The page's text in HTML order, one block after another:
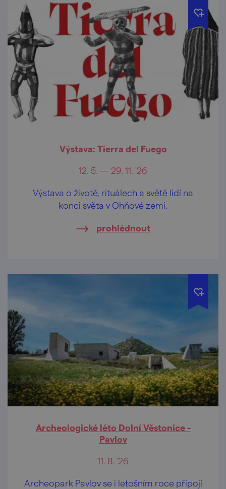
Výstava: Tierra del Fuego
12. 5. — 29. 11. '26
Výstava o životě, rituálech a světě lidí na
konci světa v Ohňové zemi.
prohlédnout
Archeologické léto Dolní Věstonice -
Pavlov
11. 8. '26
Archeopark Pavlov se i letošním roce připojí